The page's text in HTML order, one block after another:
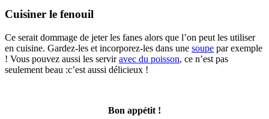
Cuisiner le fenouil
Ce serait dommage de jeter les fanes alors que l’on peut les utiliser
en cuisine. Gardez-les et incorporez-les dans une soupe par exemple
! Vous pouvez aussi les serviravec du poisson, ce n’est pas
seulement beau :c’est aussi délicieux !
Bon appétit !